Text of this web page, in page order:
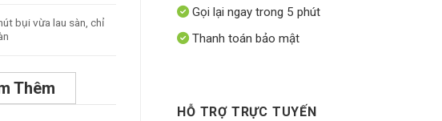
bụi vừa lau sàn, chỉ
Thêm
Gọi lại ngay trong 5 phút
Thanh toán bảo mật
HỖ TRỢ TRỰC TUYẾN